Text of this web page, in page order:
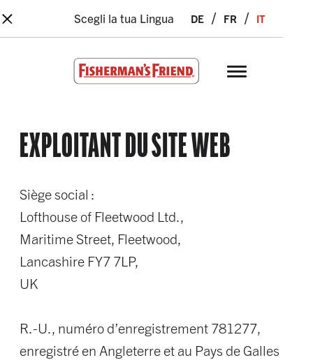
× Scegli la tua Lingua de fr it
EXPLOITANT DU SITE WEB
Siège social :
Lofthouse of Fleetwood Ltd.,
Maritime Street, Fleetwood,
Lancashire FY7 7LP,
UK
R.-U., numéro d’enregistrement 781277,
enregistré en Angleterre et au Pays de Galles